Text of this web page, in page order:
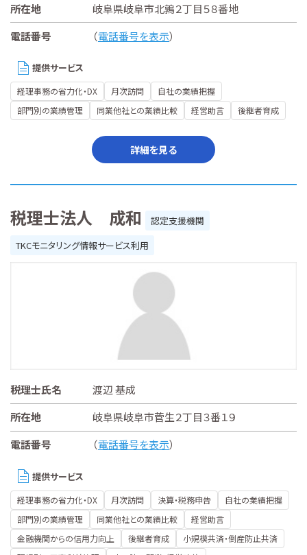
所在地
岐阜県岐阜市北鶉２丁目５８番地
電話番号
（電話番号を表示）
提供サービス
経理事務の省力化・DX 月次訪問
自社の業績把握
部門別の業績管理
同業他社との業績比較 経営助言 後継者育成
詳細を見る
税理士法人 成和
認定支援機関
TKCモニタリング情報サービス利用
税理士氏名
渡辺 基成
所在地
岐阜県岐阜市菅生２丁目３番１９
電話番号
（電話番号を表示）
提供サービス
経理事務の省力化・DX 月次訪問 決算・税務申告
自社の業績把握
部門別の業績管理
同業他社との業績比較
経営助言
金融機関からの信用力向上
後継者育成
小規模共済・倒産防止共済